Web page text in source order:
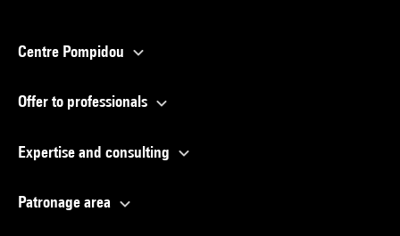
Centre Pompidou
Offer to professionals
Expertise and consulting
Patronage area